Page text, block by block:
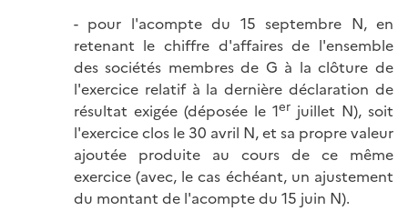
- pour l'acompte du 15 septembre N, en
retenant le chiffre d'affaires de l'ensemble
des sociétés membres de G à la clôture de
l'exercice relatif à la dernière déclaration de
résultat exigée (déposée le 1erjuillet N), soit
l'exercice clos le 30 avril N, et sa propre valeur
ajoutée produite au cours de ce même
exercice (avec, le cas échéant, un ajustement
du montant de l'acompte du 15 juin N).